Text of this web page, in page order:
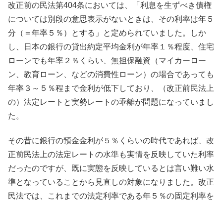
改正前の民法第404条においては、「利息を生ずべき債権
については別段の意思表示がないときは、その利率は年５
分（＝年率５％）とする」と定められていました。しか
し、日本の銀行の貸出約定平均金利が年率１％程度、住宅
ローンでも年率２％くらい、無担保融資（マイカーロー
ン、教育ローン、などの消費性ローン）の場合であっても
年率３～５％程まで金利が低下しており、（改正前民法上
の）法定レートと実勢レートの乖離が問題になっていまし
た。
その昔に銀行の預金金利が５％くらいの時代であれば、改
正前民法上の法定レートの水準も実情を反映していた利率
だったのですが、既に実態を反映しているとは言い難い水
準となっていることから見直しの対象になりました。改正
民法では、これまでの法定利率である年５％の固定利率を